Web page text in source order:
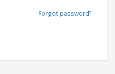
Forgot password?